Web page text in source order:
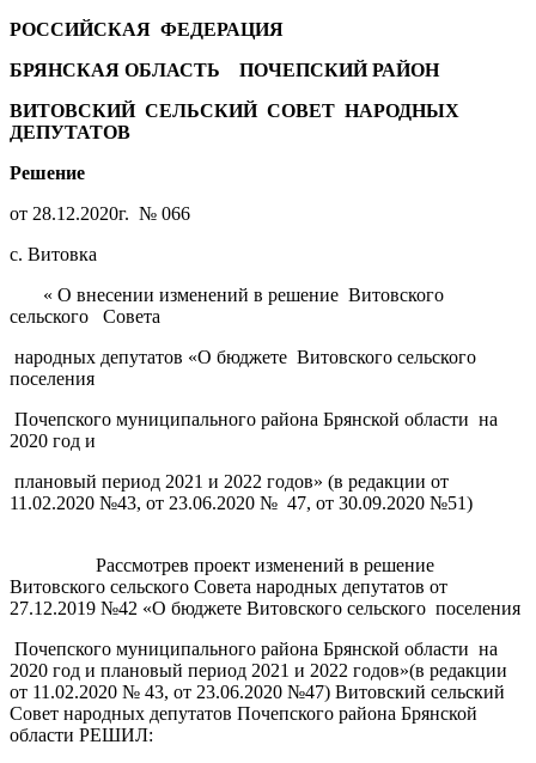
РОССИЙСКАЯ ФЕДЕРАЦИЯ
БРЯНСКАЯ ОБЛАСТЬ ПОЧЕПСКИЙ РАЙОН
ВИТОВСКИЙ СЕЛЬСКИЙ СОВЕТ НАРОДНЫХ
ДЕПУТАТОВ
Решение
от 28.12.2020г. № 066
с. Витовка
« О внесении изменений в решение Витовского
сельского Совета
народных депутатов «О бюджете Витовского сельского
поселения
Почепского муниципального района Брянской области на
2020 год и
плановый период 2021 и 2022 годов» (в редакции от
11.02.2020 №43, от 23.06.2020 № 47, от 30.09.2020 №51)
Рассмотрев проект изменений в решение
Витовского сельского Совета народных депутатов от
27.12.2019 №42 «О бюджете Витовского сельского поселения
Почепского муниципального района Брянской области на
2020 год и плановый период 2021 и 2022 годов»(в редакции
от 11.02.2020 № 43, от 23.06.2020 №47) Витовский сельский
Совет народных депутатов Почепского района Брянской
области РЕШИЛ: